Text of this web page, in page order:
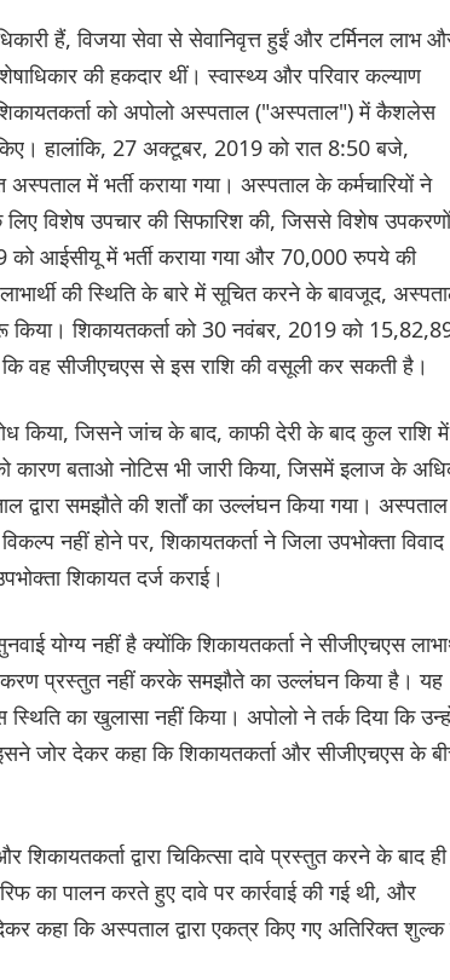
हैं, विजया सेवा से सेवानिवृत्त हुईं और टर्मिनल लाभ
की हकदार थीं। स्वास्थ्य और परिवार कल्याण
को अपोलो अस्पताल ("अस्पताल") में कैशलेस
हालांकि, 27 अक्टूबर, 2019 को रात 8:50 बजे,
में भर्ती कराया गया। अस्पताल के कर्मचारियों ने
विशेष उपचार की सिफारिश की, जिससे विशेष उपकरणों
आईसीयू में भर्ती कराया गया और 70,000 रुपये की
की स्थिति के बारे में सूचित करने के बावजूद,
किया। शिकायतकर्ता को 30 नवंबर, 2019 को
वह सीजीएचएस से इस राशि की वसूली कर सकती है।
किया, जिसने जांच के बाद, काफी देरी के बाद कुल राशि में
बताओ नोटिस भी जारी किया, जिसमें इलाज के
द्वारा समझौते की शर्तों का उल्लंघन किया गया। अस्पताल
नहीं होने पर, शिकायतकर्ता ने जिला उपभोक्ता विवाद
शिकायत दर्ज कराई।
योग्य नहीं है क्योंकि शिकायतकर्ता ने सीजीएचएस
प्रस्तुत नहीं करके समझौते का उल्लंघन किया है। यह
का खुलासा नहीं किया। अपोलो ने तर्क दिया कि
जोर देकर कहा कि शिकायतकर्ता और सीजीएचएस के
द्वारा चिकित्सा दावे प्रस्तुत करने के बाद ही
का पालन करते हुए दावे पर कार्रवाई की गई थी, और
कहा कि अस्पताल द्वारा एकत्र किए गए अतिरिक्त